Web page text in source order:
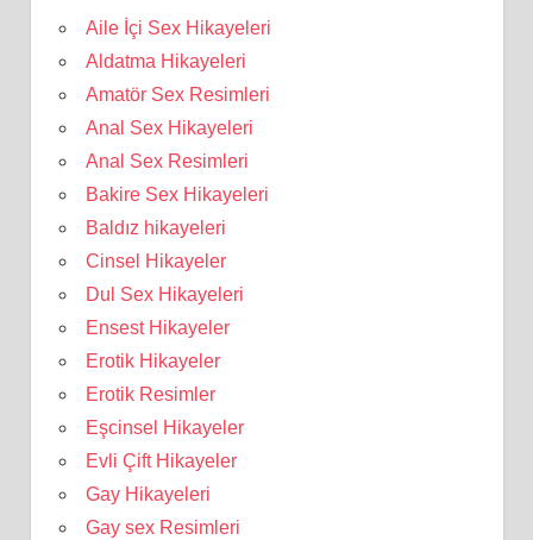
Aile İçi Sex Hikayeleri
Aldatma Hikayeleri
Amatör Sex Resimleri
Anal Sex Hikayeleri
Anal Sex Resimleri
Bakire Sex Hikayeleri
Baldız hikayeleri
Cinsel Hikayeler
Dul Sex Hikayeleri
Ensest Hikayeler
Erotik Hikayeler
Erotik Resimler
Eşcinsel Hikayeler
Evli Çift Hikayeler
Gay Hikayeleri
Gay sex Resimleri